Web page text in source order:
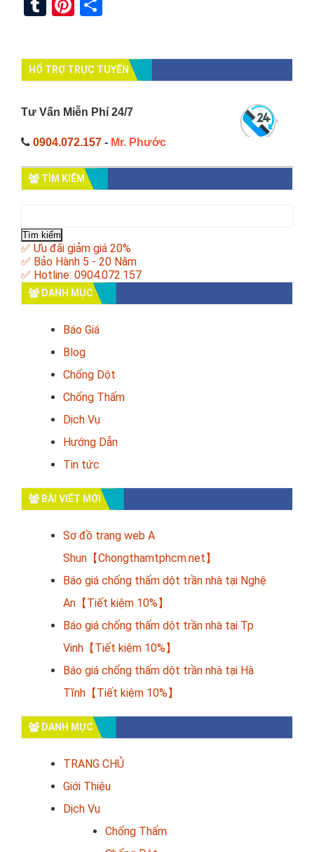
HỔ TRỢ TRỰC TUYẾN
Tư Vấn Miễn Phí 24/7
0904.072.157 - Mr. Phước
TÌM KIẾM
cho:
✅ Ưu đãi giảm giá 20%
✅ Bảo Hành 5 - 20 Năm
✅ Hotline: 0904.072.157
DANH MỤC
Báo Giá
Blog
Chống Dột
Chống Thấm
Dịch Vụ
Hướng Dẫn
Tin tức
BÀI VIẾT MỚI
Sơ đồ trang web A
Shun【Chongthamtphcm.net】
Báo giá chống thấm dột trần nhà tại Nghệ
An【Tiết kiệm 10%】
Báo giá chống thấm dột trần nhà tại Tp
Vinh【Tiết kiệm 10%】
Báo giá chống thấm dột trần nhà tại Hà
Tĩnh【Tiết kiệm 10%】
DANH MỤC
TRANG CHỦ
Giới Thiệu
Dịch Vụ
Chống Thấm